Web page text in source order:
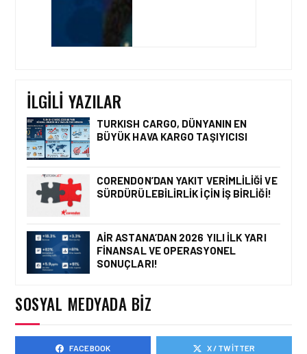
İLGILI YAZILAR
TURKISH CARGO, DÜNYANIN EN
BÜYÜK HAVA KARGO TAŞIYICISI
CORENDON’DAN YAKIT VERIMLILIĞI VE
SÜRDÜRÜLEBILIRLIK IÇIN İŞ BIRLIĞI!
AIR ASTANA’DAN 2026 YILI İLK YARI
FINANSAL VE OPERASYONEL
SONUÇLARI!
SOSYAL MEDYADA BIZ
FACEBOOK X / TWITTER